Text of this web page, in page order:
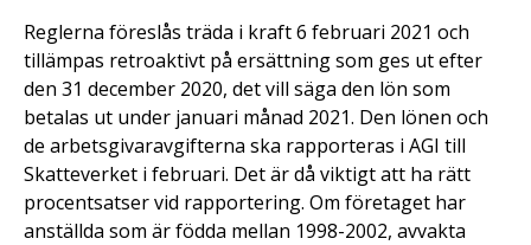
Reglerna föreslås träda i kraft 6 februari 2021 och
tillämpas retroaktivt på ersättning som ges ut efter
den 31 december 2020, det vill säga den lön som
betalas ut under januari månad 2021. Den lönen och
de arbetsgivaravgifterna ska rapporteras i AGI till
Skatteverket i februari. Det är då viktigt att ha rätt
procentsatser vid rapportering. Om företaget har
anställda som är födda mellan 1998-2002, avvakta